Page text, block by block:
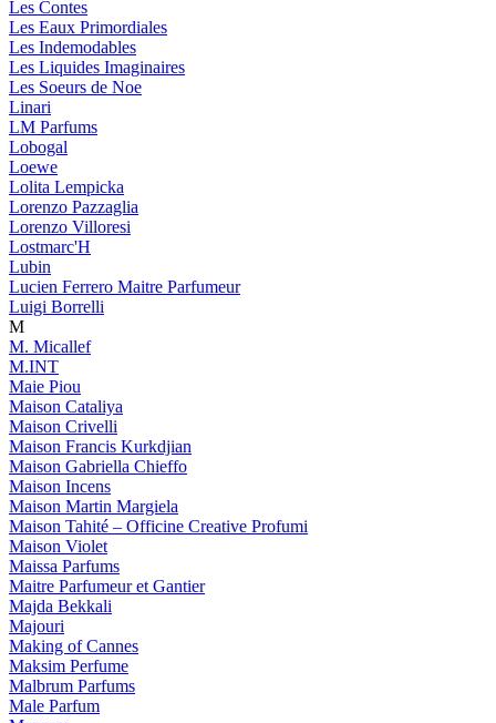
Les Contes
Les Eaux Primordiales
Les Indemodables
Les Liquides Imaginaires
Les Soeurs de Noe
Linari
LM Parfums
Lobogal
Loewe
Lolita Lempicka
Lorenzo Pazzaglia
Lorenzo Villoresi
Lostmarc'H
Lubin
Lucien Ferrero Maitre Parfumeur
Luigi Borrelli
M
M. Micallef
M.INT
Maie Piou
Maison Cataliya
Maison Crivelli
Maison Francis Kurkdjian
Maison Gabriella Chieffo
Maison Incens
Maison Martin Margiela
Maison Tahité – Officine Creative Profumi
Maison Violet
Maissa Parfums
Maitre Parfumeur et Gantier
Majda Bekkali
Majouri
Making of Cannes
Maksim Perfume
Malbrum Parfums
Male Parfum